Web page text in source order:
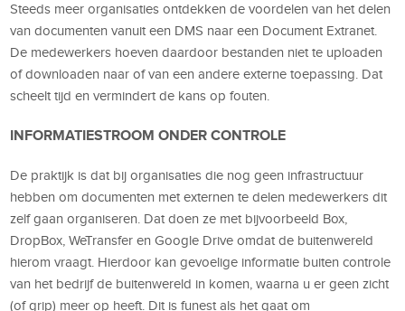
Steeds meer organisaties ontdekken de voordelen van het delen
van documenten vanuit een DMS naar een Document Extranet.
De medewerkers hoeven daardoor bestanden niet te uploaden
of downloaden naar of van een andere externe toepassing. Dat
scheelt tijd en vermindert de kans op fouten.
INFORMATIESTROOM ONDER CONTROLE
De praktijk is dat bij organisaties die nog geen infrastructuur
hebben om documenten met externen te delen medewerkers dit
zelf gaan organiseren. Dat doen ze met bijvoorbeeld Box,
DropBox, WeTransfer en Google Drive omdat de buitenwereld
hierom vraagt. Hierdoor kan gevoelige informatie buiten controle
van het bedrijf de buitenwereld in komen, waarna u er geen zicht
(of grip) meer op heeft. Dit is funest als het gaat om